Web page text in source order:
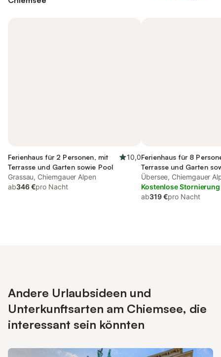
Ferienhaus für 2 Personen, mit
Terrasse und Garten sowie Pool
10,0
Grassau, Chiemgauer Alpen
ab346 €pro Nacht
Ferienhaus für 8
Terrasse und Garten
und Sauna
Übersee, Chiemgauer
Kostenlose Stornierung
ab319 €pro Nacht
Andere Urlaubsideen und
Unterkunftsarten am Chiemsee, die
interessant sein könnten